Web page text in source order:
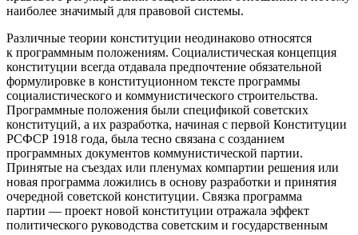
наиболее значимый для правовой системы.
Различные теории конституции неодинаково относятся
к программным положениям. Социалистическая концепция
конституции всегда отдавала предпочтение обязательной
формулировке в конституционном тексте программы
социалистического и коммунистического строительства.
Программные положения были спецификой советских
конституций, а их разработка, начиная с первой Конституции
РСФСР 1918 года, была тесно связана с созданием
программных документов коммунистической партии.
Принятые на съездах или пленумах компартии решения или
новая программа ложились в основу разработки и принятия
очередной советской конституции. Связка программа
партии — проект новой конституции отражала эффект
политического руководства советским и государственным